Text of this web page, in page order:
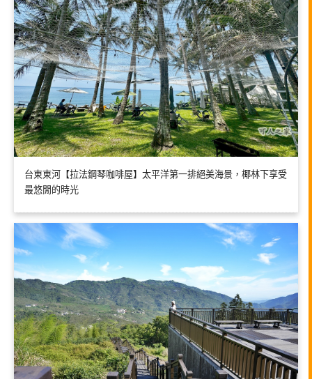
台東東河【拉法鋼琴咖啡屋】太平洋第一排絕美海景，椰林下享受
最悠閒的時光